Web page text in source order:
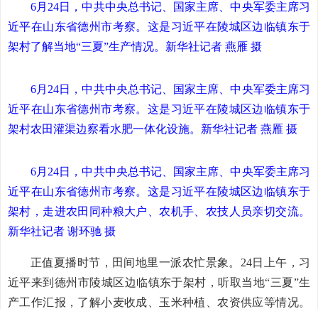
6月24日，中共中央总书记、国家主席、中央军委主席习
近平在山东省德州市考察。这是习近平在陵城区边临镇东于
架村了解当地“三夏”生产情况。 新华社记者 燕雁 摄
6月24日，中共中央总书记、国家主席、中央军委主席习
近平在山东省德州市考察。这是习近平在陵城区边临镇东于
架村农田灌渠边察看水肥一体化设施。 新华社记者 燕雁 摄
6月24日，中共中央总书记、国家主席、中央军委主席习
近平在山东省德州市考察。这是习近平在陵城区边临镇东于
架村，走进农田同种粮大户、农机手、农技人员亲切交流。
新华社记者 谢环驰 摄
正值夏播时节，田间地里一派农忙景象。24日上午，习
近平来到德州市陵城区边临镇东于架村，听取当地“三夏”生
产工作汇报，了解小麦收成、玉米种植、农资供应等情况。